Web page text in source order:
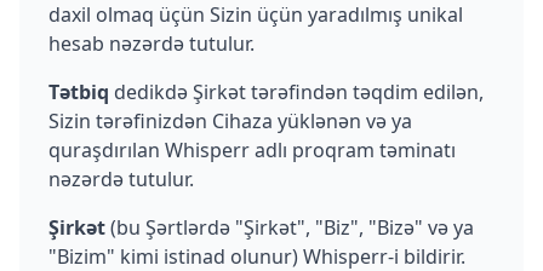
daxil olmaq üçün Sizin üçün yaradılmış unikal
hesab nəzərdə tutulur.
Tətbiq dedikdə Şirkət tərəfindən təqdim edilən,
Sizin tərəfinizdən Cihaza yüklənən və ya
quraşdırılan Whisperr adlı proqram təminatı
nəzərdə tutulur.
Şirkət(bu Şərtlərdə "Şirkət", "Biz", "Bizə" və ya
"Bizim" kimi istinad olunur) Whisperr-i bildirir.